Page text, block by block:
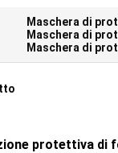
Maschera di
Maschera di
Maschera di
protettiva di